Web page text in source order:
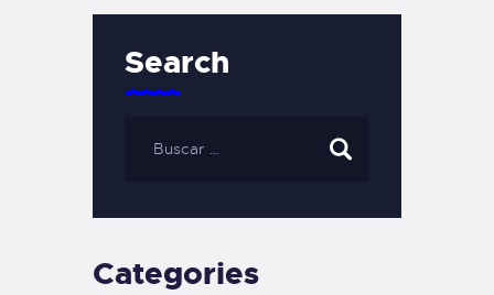
Search
Categories